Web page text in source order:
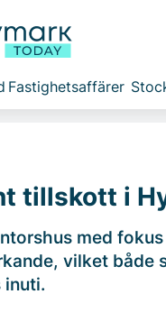
Fastighetsaffärer
tillskott i
med
vilket både
inuti.